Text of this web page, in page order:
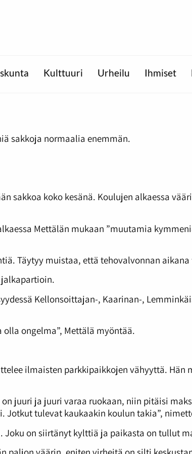
Kulttuuri Urheilu Ihmiset
sakkoja normaalia enemmän.
sakkoa koko kesänä. Koulujen alkaessa
Mettälän mukaan ”muutamia
Täytyy muistaa, että tehovalvonnan
Kellonsoittajan-, Kaarinan-,
ongelma”, Mettälä myöntää.
ilmaisten parkkipaikkojen vähyyttä.
juuri ja juuri varaa ruokaan, niin pitäisi
tulevat kaukaakin koulun takia”,
Joku on siirtänyt kylttiä ja paikasta on tullut